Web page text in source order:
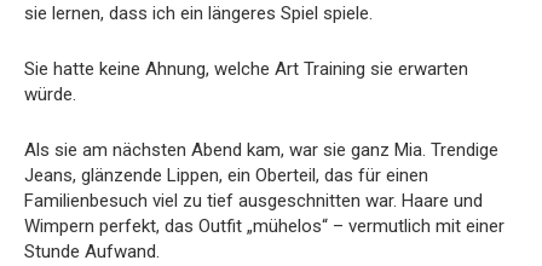
sie lernen, dass ich ein längeres Spiel spiele.
Sie hatte keine Ahnung, welche Art Training sie erwarten
würde.
Als sie am nächsten Abend kam, war sie ganz Mia. Trendige
Jeans, glänzende Lippen, ein Oberteil, das für einen
Familienbesuch viel zu tief ausgeschnitten war. Haare und
Wimpern perfekt, das Outfit „mühelos“ – vermutlich mit einer
Stunde Aufwand.